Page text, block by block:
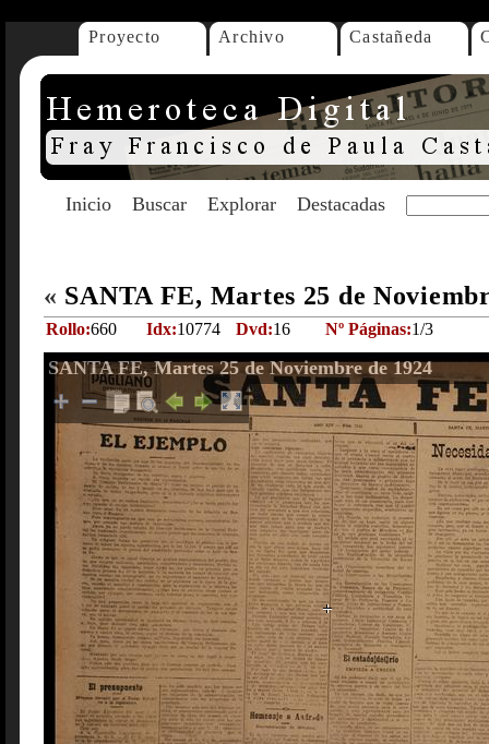
Proyecto Archivo Castañeda
Inicio Buscar Explorar Destacadas
« SANTA FE, Martes 25 de
Rollo:660 Idx:10774 Dvd:16 Nº Páginas:1/3
SANTA FE, Martes 25 de Noviembre de 1924